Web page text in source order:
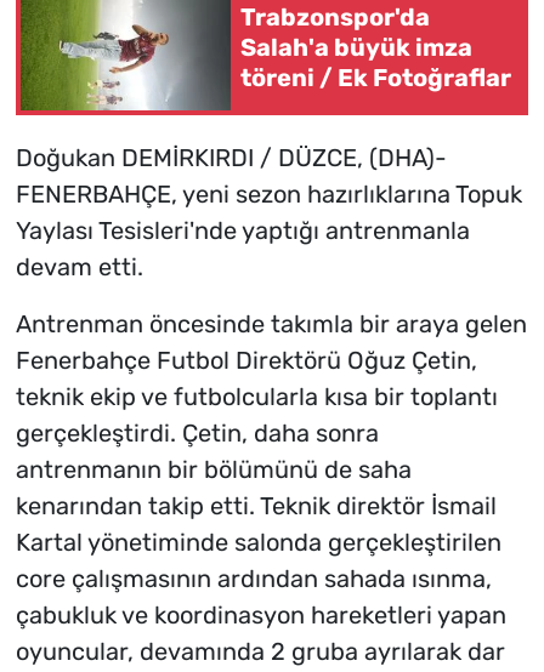
Trabzonspor'da
Salah'a büyük imza
töreni / Ek Fotoğraflar
Doğukan DEMİRKIRDI / DÜZCE, (DHA)-
FENERBAHÇE, yeni sezon hazırlıklarına Topuk
Yaylası Tesisleri'nde yaptığı antrenmanla
devam etti.
Antrenman öncesinde takımla bir araya gelen
Fenerbahçe Futbol Direktörü Oğuz Çetin,
teknik ekip ve futbolcularla kısa bir toplantı
gerçekleştirdi. Çetin, daha sonra
antrenmanın bir bölümünü de saha
kenarından takip etti. Teknik direktör İsmail
Kartal yönetiminde salonda gerçekleştirilen
core çalışmasının ardından sahada ısınma,
çabukluk ve koordinasyon hareketleri yapan
oyuncular, devamında 2 gruba ayrılarak dar